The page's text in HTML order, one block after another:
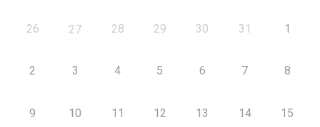
26 27 28 29 30 31 1
2 3 4 5 6 7 8
9 10 11 12 13 14 15